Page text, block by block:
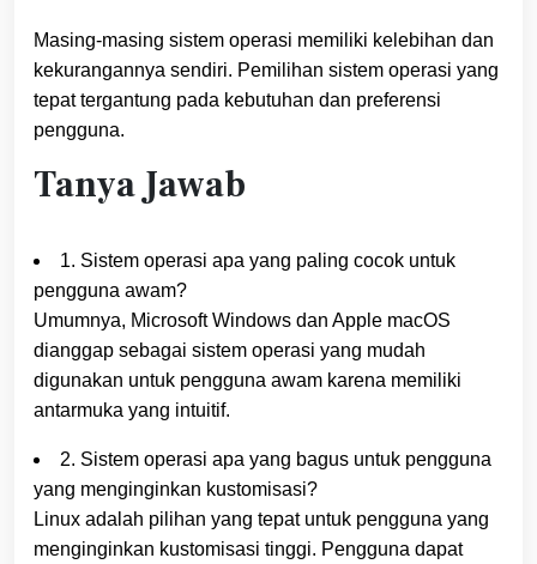
Masing-masing sistem operasi memiliki kelebihan dan
kekurangannya sendiri. Pemilihan sistem operasi yang
tepat tergantung pada kebutuhan dan preferensi
pengguna.
Tanya Jawab
1. Sistem operasi apa yang paling cocok untuk
pengguna awam?
Umumnya, Microsoft Windows dan Apple macOS
dianggap sebagai sistem operasi yang mudah
digunakan untuk pengguna awam karena memiliki
antarmuka yang intuitif.
2. Sistem operasi apa yang bagus untuk pengguna
yang menginginkan kustomisasi?
Linux adalah pilihan yang tepat untuk pengguna yang
menginginkan kustomisasi tinggi. Pengguna dapat